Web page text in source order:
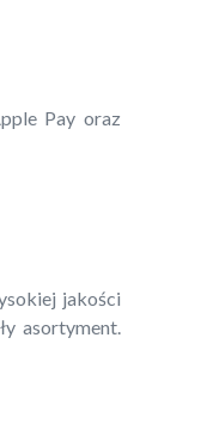
Pay oraz
jakości
asortyment.